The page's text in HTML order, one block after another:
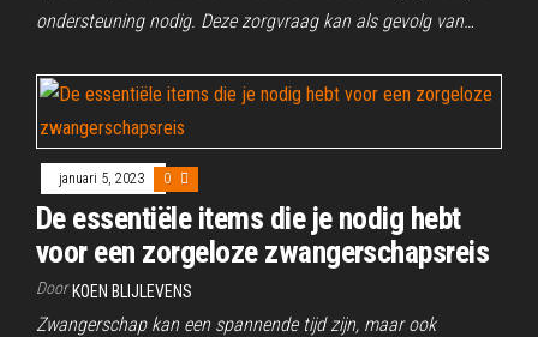
ondersteuning nodig. Deze zorgvraag kan als gevolg van…
januari 5, 2023 0
De essentiële items die je nodig hebt
voor een zorgeloze zwangerschapsreis
Door KOEN BLIJLEVENS
Zwangerschap kan een spannende tijd zijn, maar ook